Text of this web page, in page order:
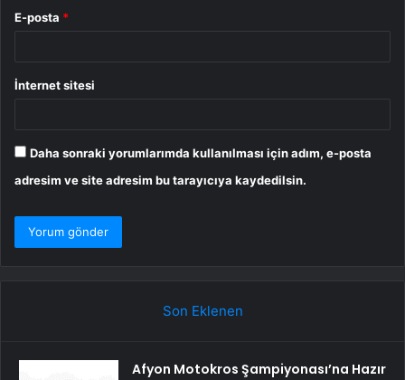
E-posta *
İnternet sitesi
Daha sonraki yorumlarımda kullanılması için adım, e-posta
adresim ve site adresim bu tarayıcıya kaydedilsin.
Son Eklenen
Afyon Motokros Şampiyonası’na Hazır